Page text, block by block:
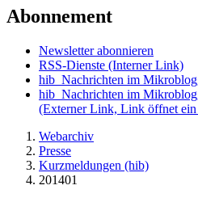
Abonnement
Newsletter abonnieren
RSS-Dienste (Interner Link)
hib_Nachrichten im
hib_Nachrichten im
(Externer Link, Link öffnet ein
Webarchiv
Presse
Kurzmeldungen (hib)
201401